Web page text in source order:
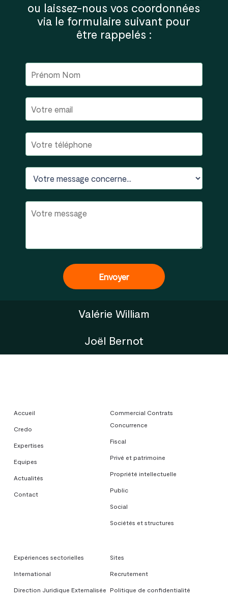
ou laissez-nous vos coordonnées
via le formulaire suivant pour
être rappelés :
Valérie William
Joël Bernot
Accueil
Credo
Expertises
Equipes
Actualités
Contact
Commercial Contrats
Concurrence
Fiscal
Privé et patrimoine
Propriété intellectuelle
Public
Social
Sociétés et structures
Expériences sectorielles
International
Direction Juridique Externalisée
Sites
Recrutement
Politique de confidentialité